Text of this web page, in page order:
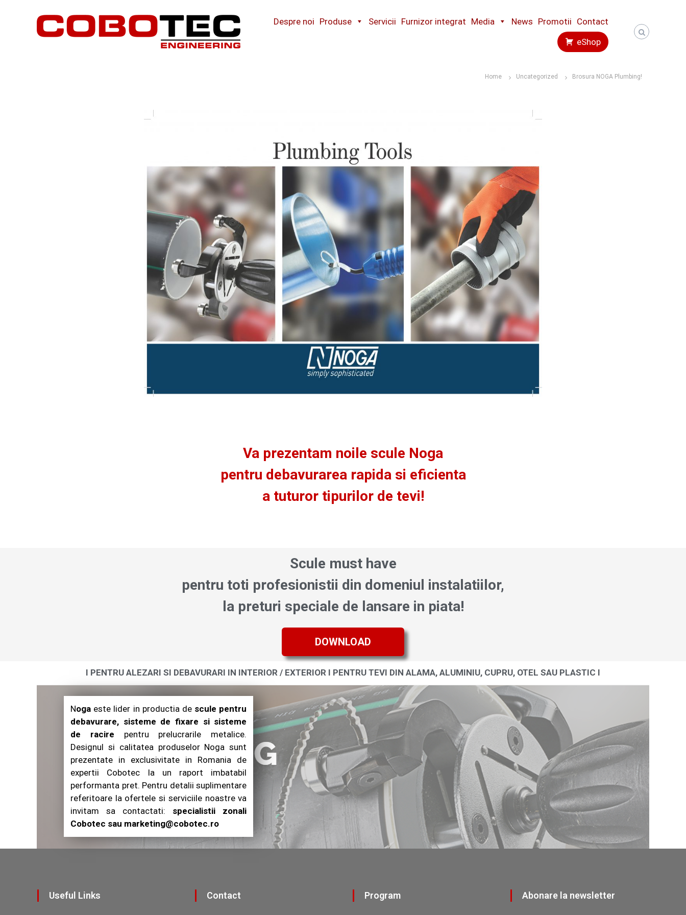
Despre noi Produse Servicii Furnizor integrat Media News Promotii Contact
eShop
Home Uncategorized Brosura NOGA Plumbing!
Va prezentam noile scule Noga
pentru debavurarea rapida si eficienta
a tuturor tipurilor de tevi!
Scule must have
pentru toti profesionistii din domeniul instalatiilor,
la preturi speciale de lansare in piata!
DOWNLOAD
I PENTRU ALEZARI SI DEBAVURARI IN INTERIOR / EXTERIOR I PENTRU TEVI DIN ALAMA, ALUMINIU, CUPRU, OTEL SAU PLASTIC I
Noga este lider in productia de scule pentru
debavurare, sisteme de fixare si sisteme
de racire pentru prelucrarile metalice.
Designul si calitatea produselor Noga sunt
prezentate in exclusivitate in Romania de
expertii Cobotec la un raport imbatabil
performanta pret. Pentru detalii suplimentare
referitoare la ofertele si serviciile noastre va
invitam sa contactati: specialistii zonali
Cobotec sau marketing@cobotec.ro
Useful Links Contact Program Abonare la newsletter